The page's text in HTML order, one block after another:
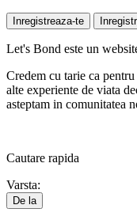
Inregistreaza-te
Let's Bond este un
Credem cu tarie ca
alte experiente de viata
asteptam in comunitatea
Cautare rapida
Varsta:
De la